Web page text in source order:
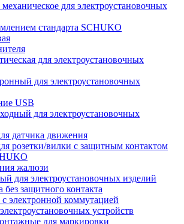
для электроустановочных
стандарта SCHUKO
для электроустановочных
для электроустановочных
USB
для электроустановочных
датчика движения
розетки/вилки с защитным контактом
жалюзи
для электроустановочных изделий
без защитного контакта
электронной коммутацией
устройств
для маркировки